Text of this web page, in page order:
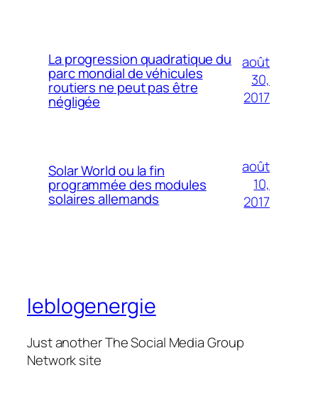
La progression quadratique du
parc mondial de véhicules
routiers ne peut pas être
négligée
août
30,
2017
Solar World ou la fin
programmée des modules
solaires allemands
août
10,
2017
leblogenergie
Just another The Social Media Group
Network site